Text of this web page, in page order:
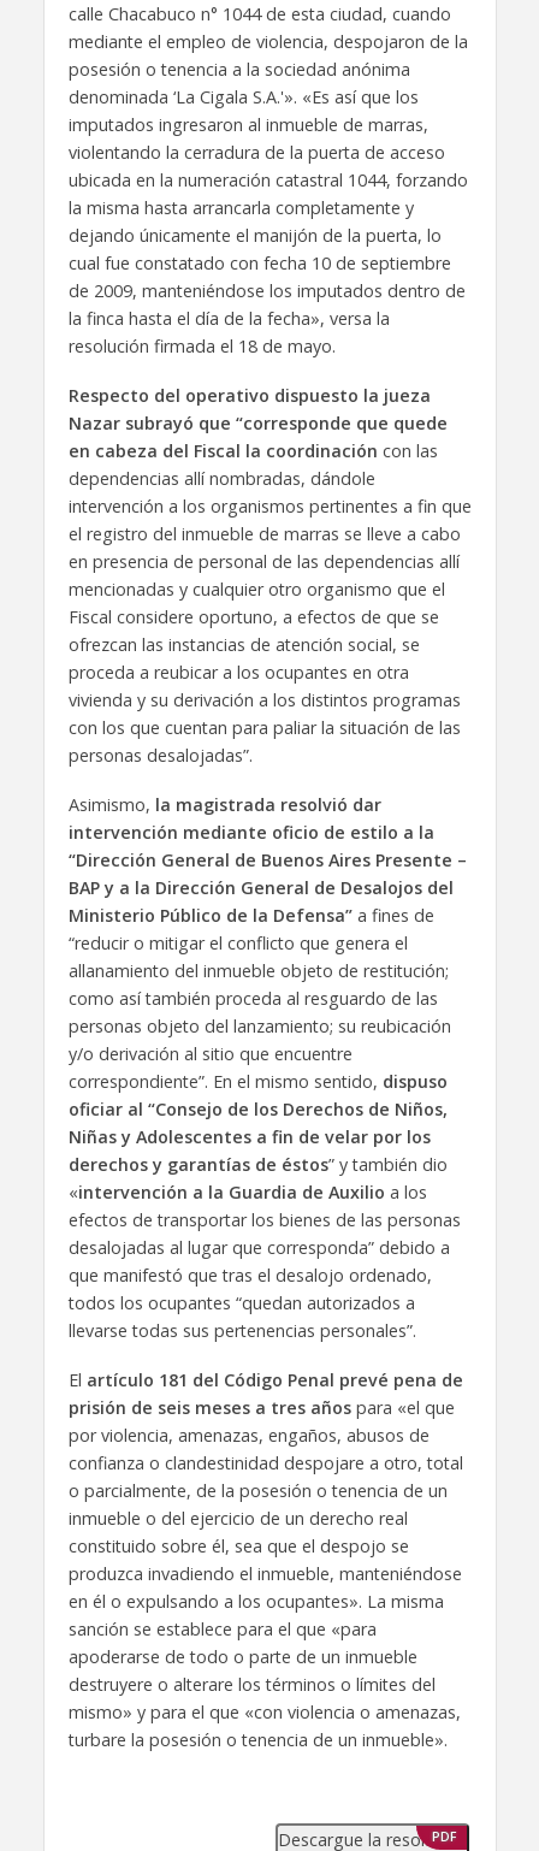
calle Chacabuco n° 1044 de esta ciudad, cuando
mediante el empleo de violencia, despojaron de la
posesión o tenencia a la sociedad anónima
denominada ‘La Cigala S.A.'». «Es así que los
imputados ingresaron al inmueble de marras,
violentando la cerradura de la puerta de acceso
ubicada en la numeración catastral 1044, forzando
la misma hasta arrancarla completamente y
dejando únicamente el manijón de la puerta, lo
cual fue constatado con fecha 10 de septiembre
de 2009, manteniéndose los imputados dentro de
la finca hasta el día de la fecha», versa la
resolución firmada el 18 de mayo.
Respecto del operativo dispuesto la jueza
Nazar subrayó que “corresponde que quede
en cabeza del Fiscal la coordinación con las
dependencias allí nombradas, dándole
intervención a los organismos pertinentes a fin que
el registro del inmueble de marras se lleve a cabo
en presencia de personal de las dependencias allí
mencionadas y cualquier otro organismo que el
Fiscal considere oportuno, a efectos de que se
ofrezcan las instancias de atención social, se
proceda a reubicar a los ocupantes en otra
vivienda y su derivación a los distintos programas
con los que cuentan para paliar la situación de las
personas desalojadas”.
Asimismo, la magistrada resolvió dar
intervención mediante oficio de estilo a la
“Dirección General de Buenos Aires Presente –
BAP y a la Dirección General de Desalojos del
Ministerio Público de la Defensa”a fines de
“reducir o mitigar el conflicto que genera el
allanamiento del inmueble objeto de restitución;
como así también proceda al resguardo de las
personas objeto del lanzamiento; su reubicación
y/o derivación al sitio que encuentre
correspondiente”. En el mismo sentido, dispuso
oficiar al “Consejo de los Derechos de Niños,
Niñas y Adolescentes a fin de velar por los
derechos y garantías de éstos” y también dio
«intervención a la Guardia de Auxilio a los
efectos de transportar los bienes de las personas
desalojadas al lugar que corresponda” debido a
que manifestó que tras el desalojo ordenado,
todos los ocupantes “quedan autorizados a
llevarse todas sus pertenencias personales”.
El artículo 181 del Código Penal prevé pena de
prisión de seis meses a tres añospara «el que
por violencia, amenazas, engaños, abusos de
confianza o clandestinidad despojare a otro, total
o parcialmente, de la posesión o tenencia de un
inmueble o del ejercicio de un derecho real
constituido sobre él, sea que el despojo se
produzca invadiendo el inmueble, manteniéndose
en él o expulsando a los ocupantes». La misma
sanción se establece para el que «para
apoderarse de todo o parte de un inmueble
destruyere o alterare los términos o límites del
mismo» y para el que «con violencia o amenazas,
turbare la posesión o tenencia de un inmueble».
Descargue la resolución
PDF